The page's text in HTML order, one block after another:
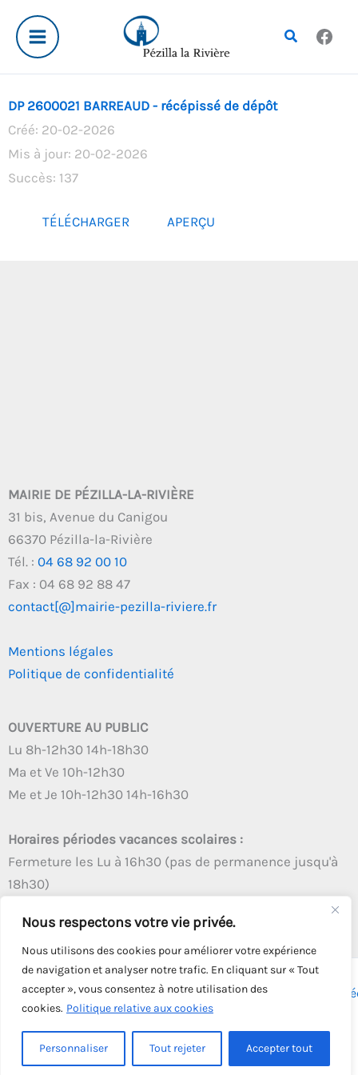
Nous respectons votre vie privée.
Nous utilisons des cookies pour améliorer votre expérience
de navigation et analyser notre trafic. En cliquant sur « Tout
accepter », vous consentez à notre utilisation des
cookies. Politique relative aux cookies
Personnaliser Tout rejeter Accepter tout
contenu
Rechercher
DP 2600021 BARREAUD - récépissé de dépôt
Créé: 20-02-2026
Mis à jour: 20-02-2026
Succès: 137
TÉLÉCHARGER APERÇU
MAIRIE DE PÉZILLA-LA-RIVIÈRE
31 bis, Avenue du Canigou
66370 Pézilla-la-Rivière
Tél. : 04 68 92 00 10
Fax : 04 68 92 88 47
contact[@]mairie-pezilla-riviere.fr
Mentions légales
Politique de confidentialité
OUVERTURE AU PUBLIC
Lu 8h-12h30 14h-18h30
Ma et Ve 10h-12h30
Me et Je 10h-12h30 14h-16h30
Horaires périodes vacances scolaires :
Fermeture les Lu à 16h30 (pas de permanence jusqu'à
18h30)
Copyright © 2026 - Tous droits réservés - | Webmaster
Solution